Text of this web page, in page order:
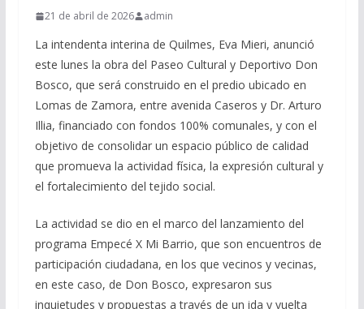
21 de abril de 2026 admin
La intendenta interina de Quilmes, Eva Mieri, anunció
este lunes la obra del Paseo Cultural y Deportivo Don
Bosco, que será construido en el predio ubicado en
Lomas de Zamora, entre avenida Caseros y Dr. Arturo
Illia, financiado con fondos 100% comunales, y con el
objetivo de consolidar un espacio público de calidad
que promueva la actividad física, la expresión cultural y
el fortalecimiento del tejido social.
La actividad se dio en el marco del lanzamiento del
programa Empecé X Mi Barrio, que son encuentros de
participación ciudadana, en los que vecinos y vecinas,
en este caso, de Don Bosco, expresaron sus
inquietudes y propuestas a través de un ida y vuelta